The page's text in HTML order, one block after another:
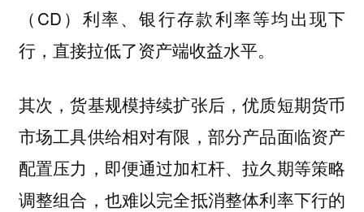
（CD）利率、银行存款利率等均出现下
行，直接拉低了资产端收益水平。
其次，货基规模持续扩张后，优质短期货币
市场工具供给相对有限，部分产品面临资产
配置压力，即便通过加杠杆、拉久期等策略
调整组合，也难以完全抵消整体利率下行的